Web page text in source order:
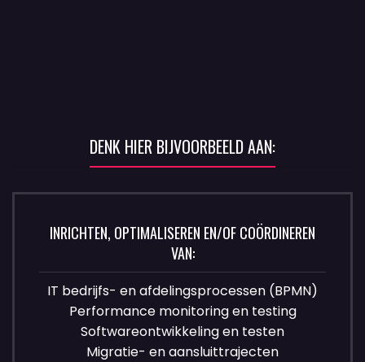
DENK HIER BIJVOORBEELD AAN:
INRICHTEN, OPTIMALISEREN EN/OF COÖRDINEREN
VAN:
IT bedrijfs- en afdelingsprocessen (BPMN)
Performance monitoring en testing
Softwareontwikkeling en testen
Migratie- en aansluittrajecten